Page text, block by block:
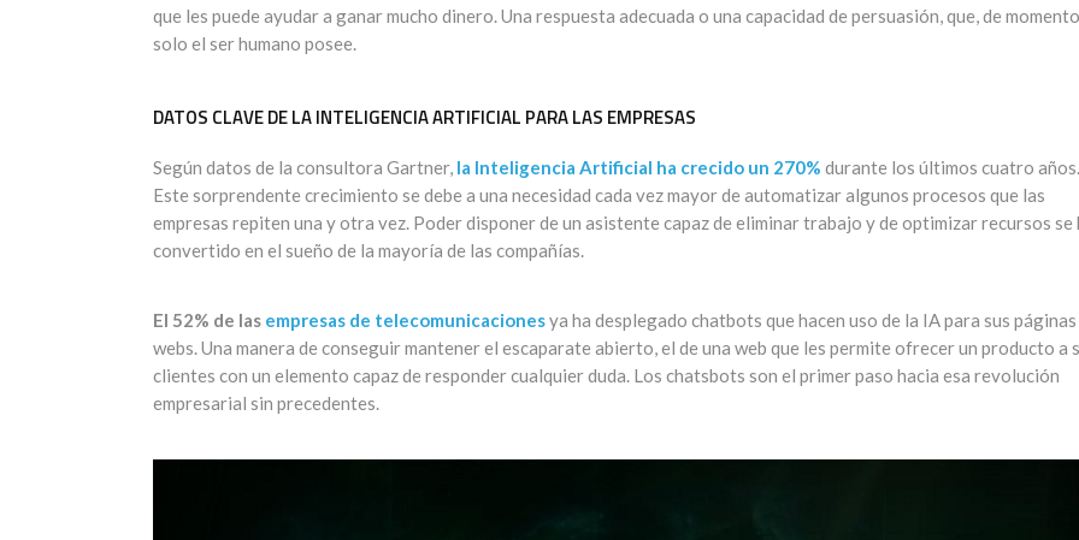
que les puede ayudar a ganar mucho dinero. Una respuesta adecuada o una capacidad de persuasión, que, de
solo el ser humano posee.
DATOS CLAVE DE LA INTELIGENCIA ARTIFICIAL PARA LAS EMPRESAS
Según datos de la consultora Gartner, la Inteligencia Artificial ha crecido un 270% durante los últimos cuatro años.
Este sorprendente crecimiento se debe a una necesidad cada vez mayor de automatizar algunos procesos que las
empresas repiten una y otra vez. Poder disponer de un asistente capaz de eliminar trabajo y de optimizar recursos se
convertido en el sueño de la mayoría de las compañías.
El 52% de las empresas de telecomunicacionesya ha desplegado chatbots que hacen uso de la IA para sus páginas
webs. Una manera de conseguir mantener el escaparate abierto, el de una web que les permite ofrecer un producto a
clientes con un elemento capaz de responder cualquier duda. Los chatsbots son el primer paso hacia esa revolución
empresarial sin precedentes.